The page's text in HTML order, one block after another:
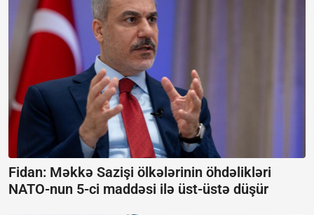
Fidan: Məkkə Sazişi ölkələrinin öhdəlikləri
NATO-nun 5-ci maddəsi ilə üst-üstə düşür